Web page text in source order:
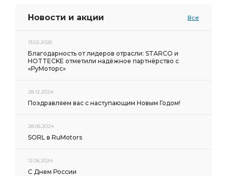
Новости и акции Все
13.02.2026
Благодарность от лидеров отрасли: STARCO и
HOTTECKE отметили надёжное партнёрство с
«РуМоторс»
28.12.2024
Поздравляем вас с наступающим Новым Годом!
28.06.2024
SORL в RuMotors
12.06.2024
С Днем России